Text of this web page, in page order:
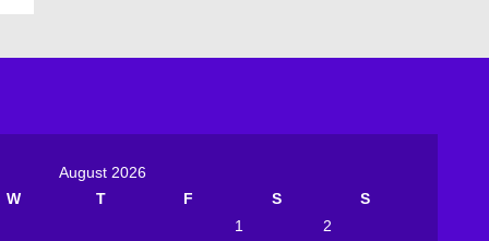
August 2026
W
T F S
S
1
2